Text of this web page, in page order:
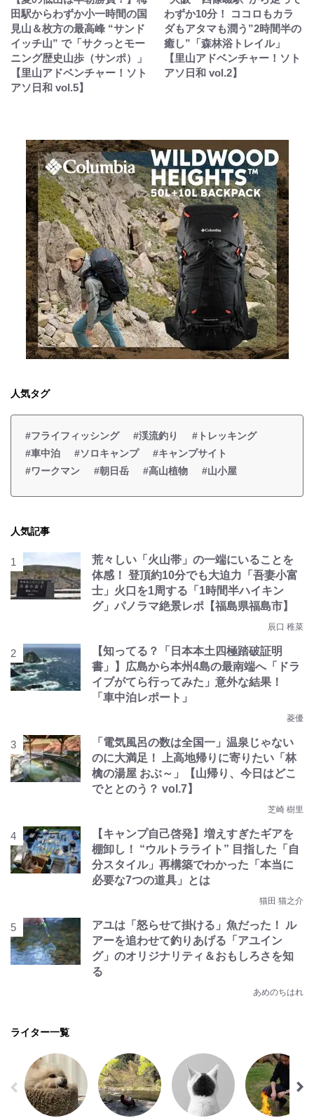
田駅からわずか小一時間の国
見山＆枚方の最高峰 “サンド
イッチ山” で「サクっとモー
ニング歴史山歩（サンポ）」
【里山アドベンチャー！ソト
アソ日和 vol.5】
わずか10分！ ココロもカラ
ダもアタマも潤う”2時間半の
癒し”「森林浴トレイル」
【里山アドベンチャー！ソト
アソ日和 vol.2】
人気タグ
#フライフィッシング #渓流釣り
#トレッキング
#車中泊
#ソロキャンプ
#キャンプサイト
#ワークマン
#朝日岳 #高山植物 #山小屋
人気記事
荒々しい「火山帯」の一端にいることを
体感！ 登頂約10分でも大迫力「吾妻小富
士」火口を1周する「1時間半ハイキン
グ」パノラマ絶景レポ【福島県福島市】
辰口 稚菜
【知ってる？「日本本土四極踏破証明
書」】広島から本州4島の最南端へ「ドラ
イブがてら行ってみた」意外な結果！
「車中泊レポート」
菱優
「電気風呂の数は全国一」温泉じゃない
のに大満足！ 上高地帰りに寄りたい「林
檎の湯屋 おぶ～」【山帰り、今日はどこ
でととのう？ vol.7】
芝崎 樹里
【キャンプ自己啓発】増えすぎたギアを
棚卸し！ “ウルトラライト” 目指した「自
分スタイル」再構築でわかった「本当に
必要な7つの道具」とは
猫田 猫之介
アユは「怒らせて掛ける」魚だった！ ル
アーを追わせて釣りあげる「アユイン
グ」のオリジナリティ＆おもしろさを知
る
あめのちはれ
ライター一覧